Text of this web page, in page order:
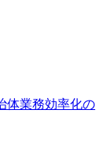
体業務効率化の